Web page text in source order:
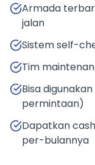
Armada
jalan
Sistem self-
Tim
Bisa
permintaan)
Dapatkan
per-bulannya